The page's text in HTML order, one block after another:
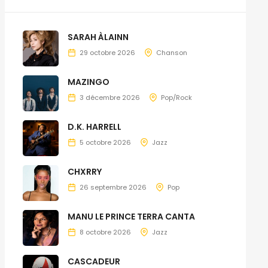
SARAH ÀLAINN
29 octobre 2026 Chanson
MAZINGO
3 décembre 2026 Pop/Rock
D.K. HARRELL
5 octobre 2026 Jazz
CHXRRY
26 septembre 2026 Pop
MANU LE PRINCE TERRA CANTA
8 octobre 2026 Jazz
CASCADEUR